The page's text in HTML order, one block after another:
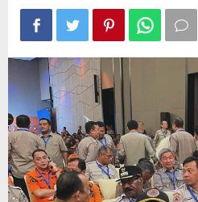
Sinergitas
Semua
Pemangku